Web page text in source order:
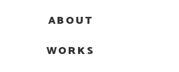
ABOUT
WORKS